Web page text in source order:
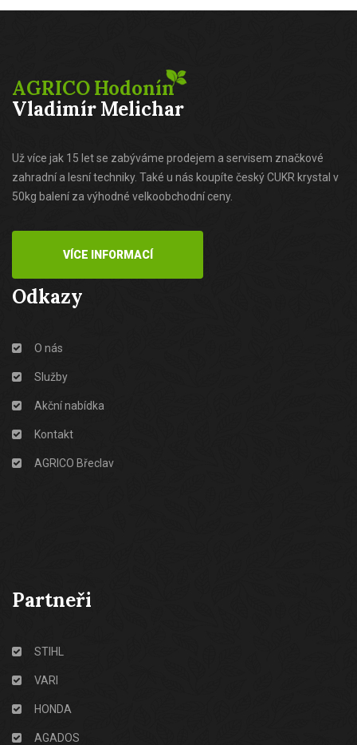
AGRICO Hodonín
Vladimír Melichar
Už více jak 15 let se zabýváme prodejem a servisem značkové
zahradní a lesní techniky. Také u nás koupíte český CUKR krystal v
50kg balení za výhodné velkoobchodní ceny.
VÍCE INFORMACÍ
Odkazy
O nás
Služby
Akční nabídka
Kontakt
AGRICO Břeclav
Partneři
STIHL
VARI
HONDA
AGADOS